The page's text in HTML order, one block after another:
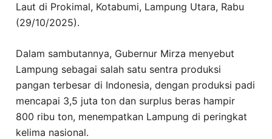
Laut di Prokimal, Kotabumi, Lampung Utara, Rabu
(29/10/2025).
Dalam sambutannya, Gubernur Mirza menyebut
Lampung sebagai salah satu sentra produksi
pangan terbesar di Indonesia, dengan produksi padi
mencapai 3,5 juta ton dan surplus beras hampir
800 ribu ton, menempatkan Lampung di peringkat
kelima nasional.